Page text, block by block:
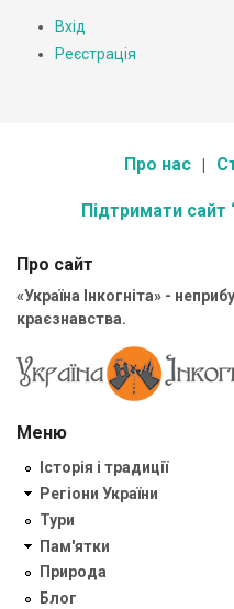
Вхід
Реєстрація
Про нас
Підтримати сайт
Про сайт
«Україна Інкогніта» -
краєзнавства.
Меню
Історія і традиції
Регіони України
Тури
Пам'ятки
Природа
Блог